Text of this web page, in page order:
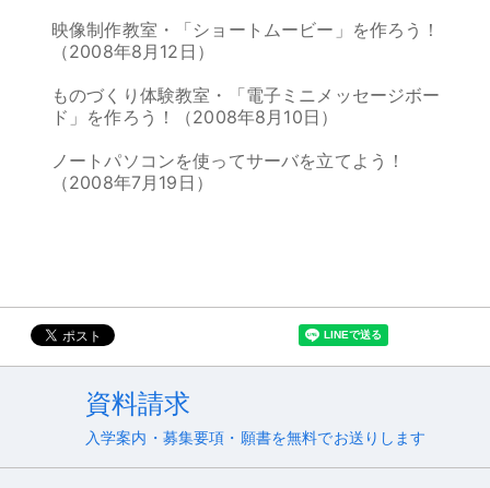
映像制作教室・「ショートムービー」を作ろう！
（2008年8月12日）
ものづくり体験教室・「電子ミニメッセージボー
ド」を作ろう！（2008年8月10日）
ノートパソコンを使ってサーバを立てよう！
（2008年7月19日）
資料請求
入学案内・募集要項・願書を無料でお送りします